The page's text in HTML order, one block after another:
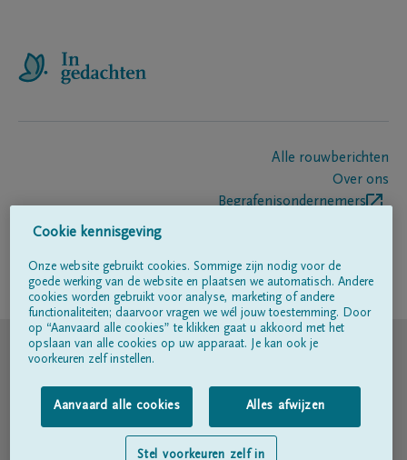
Alle rouwberichten
Over ons
Begrafenisondernemers
Volg ons op
© DELA
Gebruiksvoorwaarden
Privacyverklaring
Cookie kennisgeving
Onze website gebruikt cookies. Sommige zijn nodig voor de
goede werking van de website en plaatsen we automatisch. Andere
cookies worden gebruikt voor analyse, marketing of andere
functionaliteiten; daarvoor vragen we wél jouw toestemming. Door
op “Aanvaard alle cookies” te klikken gaat u akkoord met het
opslaan van alle cookies op uw apparaat. Je kan ook je
voorkeuren zelf instellen.
Aanvaard alle cookies Alles afwijzen
Stel voorkeuren zelf in